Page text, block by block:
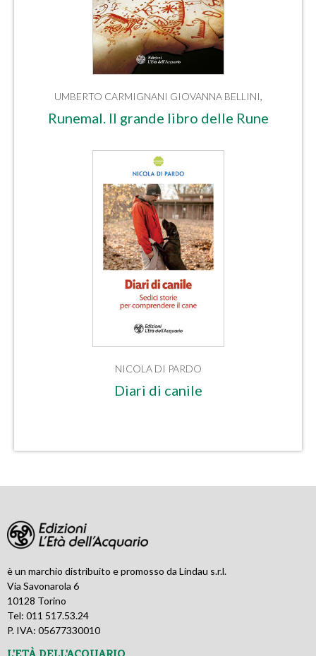
UMBERTO CARMIGNANI GIOVANNA BELLINI,
Runemal. Il grande libro delle Rune
NICOLA DI PARDO
Diari di canile
è un marchio distribuito e promosso da Lindau s.r.l.
Via Savonarola 6
10128 Torino
Tel: 011 517.53.24
P. IVA: 05677330010